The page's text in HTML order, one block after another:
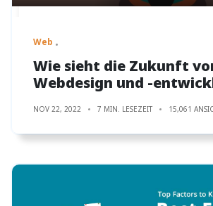
Web
Wie sieht die Zukunft
Webdesign und -
NOV 22, 2022 7 MIN. LESEZEIT 15,061